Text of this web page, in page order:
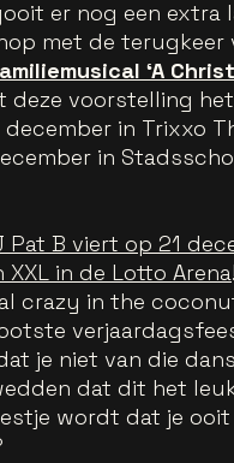
er nog een extra
met de terugkeer
‘A
deze voorstelling
in Trixxo
in
Pat B viert op 21
in de Lotto Arena
crazy in the
je niet van die
dat dit het
wordt dat je